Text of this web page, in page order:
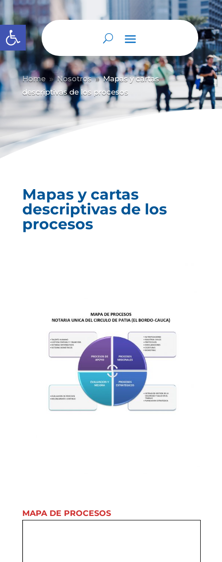
Abrir barra de herramientas
Home 9 Nosotros 9 Mapas y cartas
descriptivas de los procesos
Mapas y cartas
descriptivas de los
procesos
MAPA DE PROCESOS